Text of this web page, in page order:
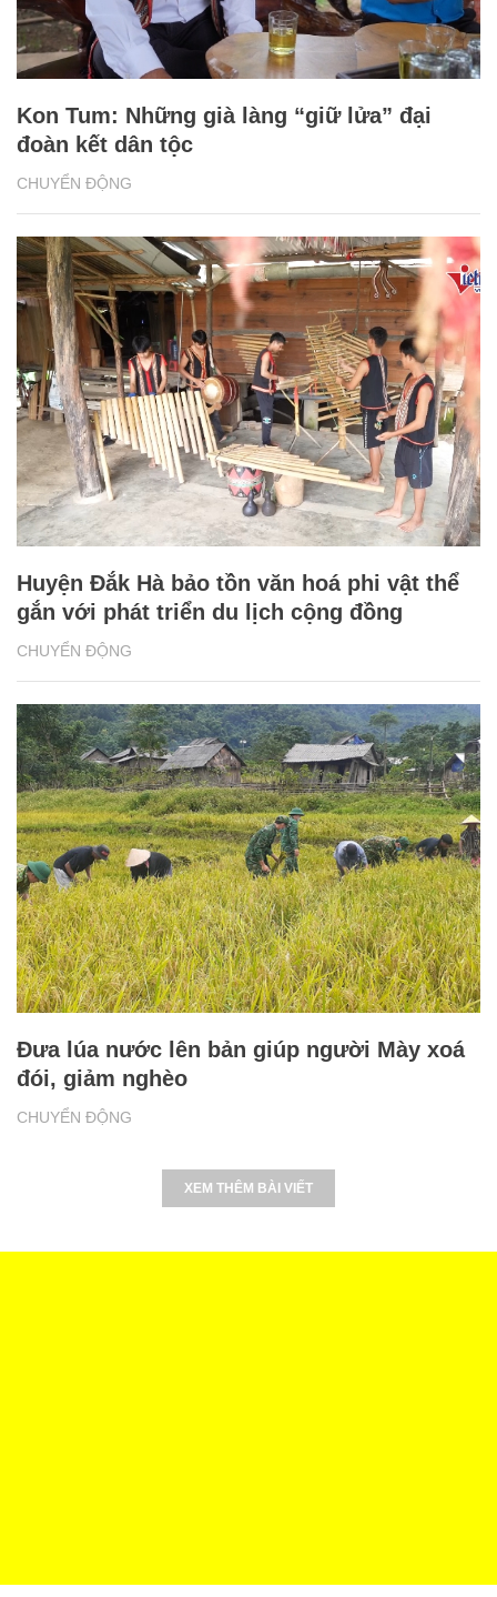
CHUYỂN ĐỘNG
Kon Tum: Những già làng “giữ lửa” đại
đoàn kết dân tộc
CHUYỂN ĐỘNG
Huyện Đắk Hà bảo tồn văn hoá phi vật thể
gắn với phát triển du lịch cộng đồng
CHUYỂN ĐỘNG
Đưa lúa nước lên bản giúp người Mày xoá
đói, giảm nghèo
XEM THÊM BÀI VIẾT